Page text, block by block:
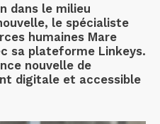
dans le milieu
le spécialiste
humaines Mare
sa plateforme Linkeys.
nouvelle de
digitale et accessible